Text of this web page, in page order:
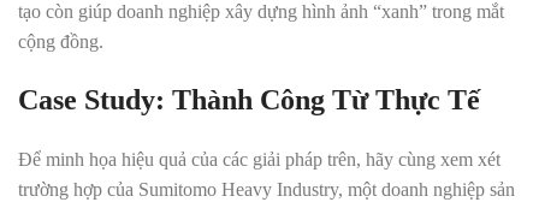
tạo còn giúp doanh nghiệp xây dựng hình ảnh “xanh” trong mắt
cộng đồng.
Case Study: Thành Công Từ Thực Tế
Để minh họa hiệu quả của các giải pháp trên, hãy cùng xem xét
trường hợp của Sumitomo Heavy Industry, một doanh nghiệp sản